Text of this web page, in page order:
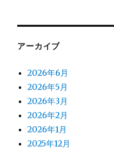
アーカイブ
2026年6月
2026年5月
2026年3月
2026年2月
2026年1月
2025年12月